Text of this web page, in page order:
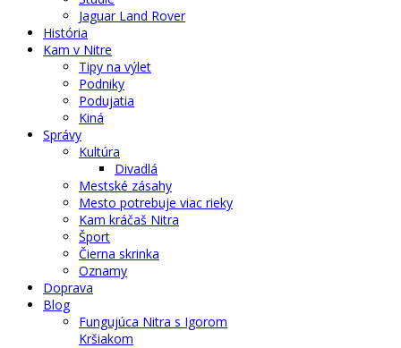
Jaguar Land Rover
História
Kam v Nitre
Tipy na výlet
Podniky
Podujatia
Kiná
Správy
Kultúra
Divadlá
Mestské zásahy
Mesto potrebuje viac rieky
Kam kráčaš Nitra
Šport
Čierna skrinka
Oznamy
Doprava
Blog
Fungujúca Nitra s Igorom
Kršiakom